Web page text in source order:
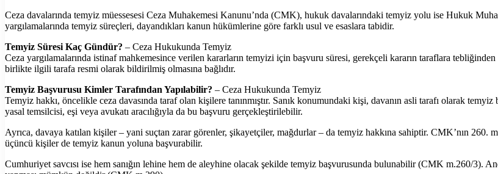
Ceza davalarında temyiz müessesesi Ceza Muhakemesi Kanunu’nda (CMK), hukuk davalarındaki temyiz yolu ise Hukuk
yargılamalarında temyiz süreçleri, dayandıkları kanun hükümlerine göre farklı usul ve esaslara tabidir.
Temyiz Süresi Kaç Gündür? – Ceza Hukukunda Temyiz
Ceza yargılamalarında istinaf mahkemesince verilen kararların temyizi için başvuru süresi, gerekçeli kararın taraflara
birlikte ilgili tarafa resmi olarak bildirilmiş olmasına bağlıdır.
Temyiz Başvurusu Kimler Tarafından Yapılabilir? – Ceza Hukukunda Temyiz
Temyiz hakkı, öncelikle ceza davasında taraf olan kişilere tanınmıştır. Sanık konumundaki kişi, davanın asli tarafı olarak
yasal temsilcisi, eşi veya avukatı aracılığıyla da bu başvuru gerçekleştirilebilir.
Ayrıca, davaya katılan kişiler – yani suçtan zarar görenler, şikayetçiler, mağdurlar – da temyiz hakkına sahiptir. CMK’nın 260.
üçüncü kişiler de temyiz kanun yoluna başvurabilir.
Cumhuriyet savcısı ise hem sanığın lehine hem de aleyhine olacak şekilde temyiz başvurusunda bulunabilir (CMK m.260/3).